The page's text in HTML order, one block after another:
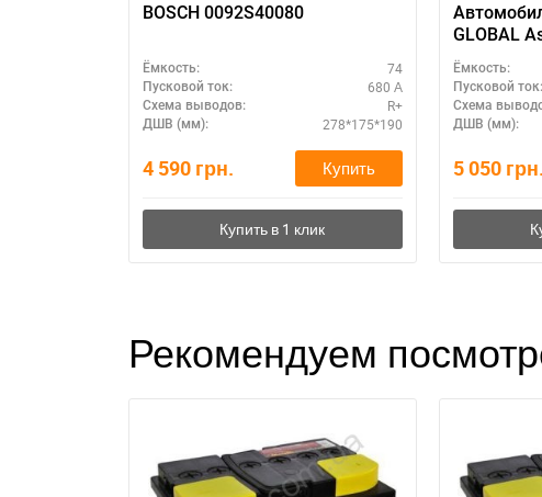
BOSCH 0092S40080
Ёмкость: 74
Пусковой ток: 680 А
Схема выводов: R+
ДШВ (мм): 278*175*190
4 590 грн. Купить
GLOBAL
оригинал,
Ёмкость:
Пусковой ток:
Схема
ДШВ (мм):
5 050 грн.
Рекомендуем